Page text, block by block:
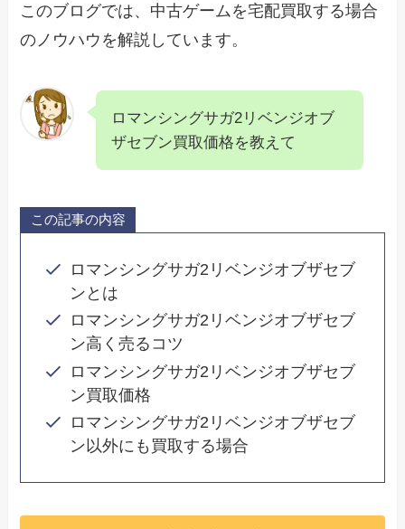
このブログでは、中古ゲームを宅配買取する場合
のノウハウを解説しています。
ロマンシングサガ2リベンジオブ
ザセブン買取価格を教えて
この記事の内容
ロマンシングサガ2リベンジオブザセブ
ンとは
ロマンシングサガ2リベンジオブザセブ
ン高く売るコツ
ロマンシングサガ2リベンジオブザセブ
ン買取価格
ロマンシングサガ2リベンジオブザセブ
ン以外にも買取する場合